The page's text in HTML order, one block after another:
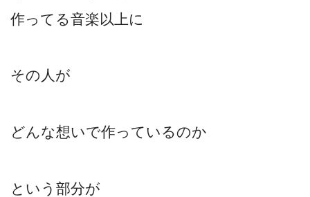
作ってる音楽以上に
その人が
どんな想いで作っているのか
という部分が